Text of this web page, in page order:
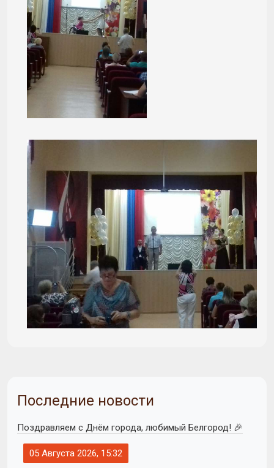
Последние новости
Поздравляем с Днём города, любимый Белгород! 🎉
05 Августа 2026, 15:32